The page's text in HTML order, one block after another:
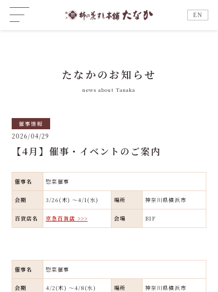
EN
たなかのお知らせ
news about Tanaka
催事情報
2026/04/29
【4月】催事・イベントのご案内
催事名 惣菜催事
会期 3/26(木) ～4/1(水) 場所 神奈川県横浜市
百貨店名 京急百貨店 >>> 会場 B1F
催事名 惣菜催事
会期 4/2(木) ～4/8(水) 場所 神奈川県横浜市